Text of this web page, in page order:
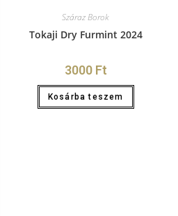
Száraz Borok
Tokaji Dry Furmint 2024
3000 Ft
Kosárba teszem